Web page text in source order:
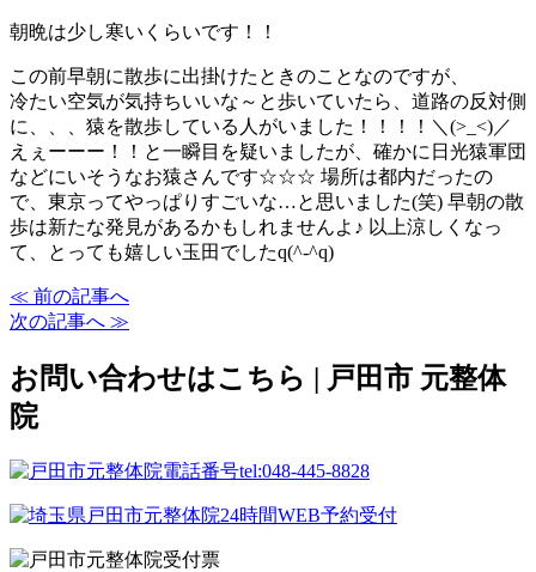
朝晩は少し寒いくらいです！！
この前早朝に散歩に出掛けたときのことなのですが、
冷たい空気が気持ちいいな～と歩いていたら、道路の反対側
に、、、猿を散歩している人がいました！！！！＼(>_<)／
えぇーーー！！と一瞬目を疑いましたが、確かに日光猿軍団
などにいそうなお猿さんです☆☆☆ 場所は都内だったの
で、東京ってやっぱりすごいな…と思いました(笑) 早朝の散
歩は新たな発見があるかもしれませんよ♪ 以上涼しくなっ
て、とっても嬉しい玉田でしたq(^-^q)
≪ 前の記事へ
次の記事へ ≫
お問い合わせはこちら | 戸田市 元整体
院